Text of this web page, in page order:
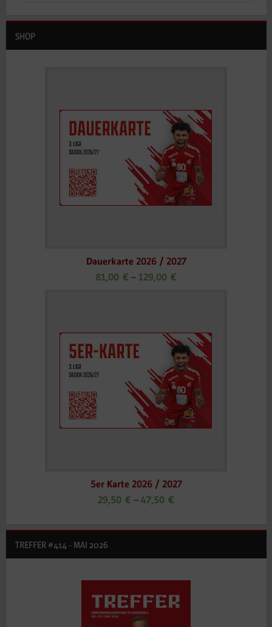
SHOP
Dauerkarte 2026 / 2027
81,00 € – 129,00 €
5er Karte 2026 / 2027
29,50 € – 47,50 €
TREFFER #414 - MAI 2026